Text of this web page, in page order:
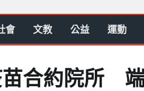
會 文教 公益 運動
苗合約院所